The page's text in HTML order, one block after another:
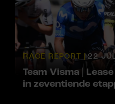
RACE REPORT | 22
Team Visma |
in zeventiende